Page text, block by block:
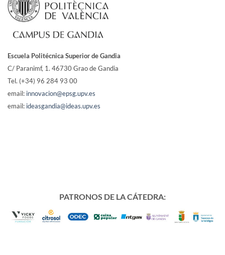
Escuela Politécnica Superior de Gandia
C/ Paranimf, 1. 46730 Grao de Gandia
Tel. (+34) 96 284 93 00
email: innovacion@epsg.upv.es
email: ideasgandia@ideas.upv.es
PATRONOS DE LA CÁTEDRA: